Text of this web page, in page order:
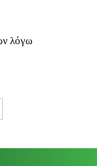
λόγω